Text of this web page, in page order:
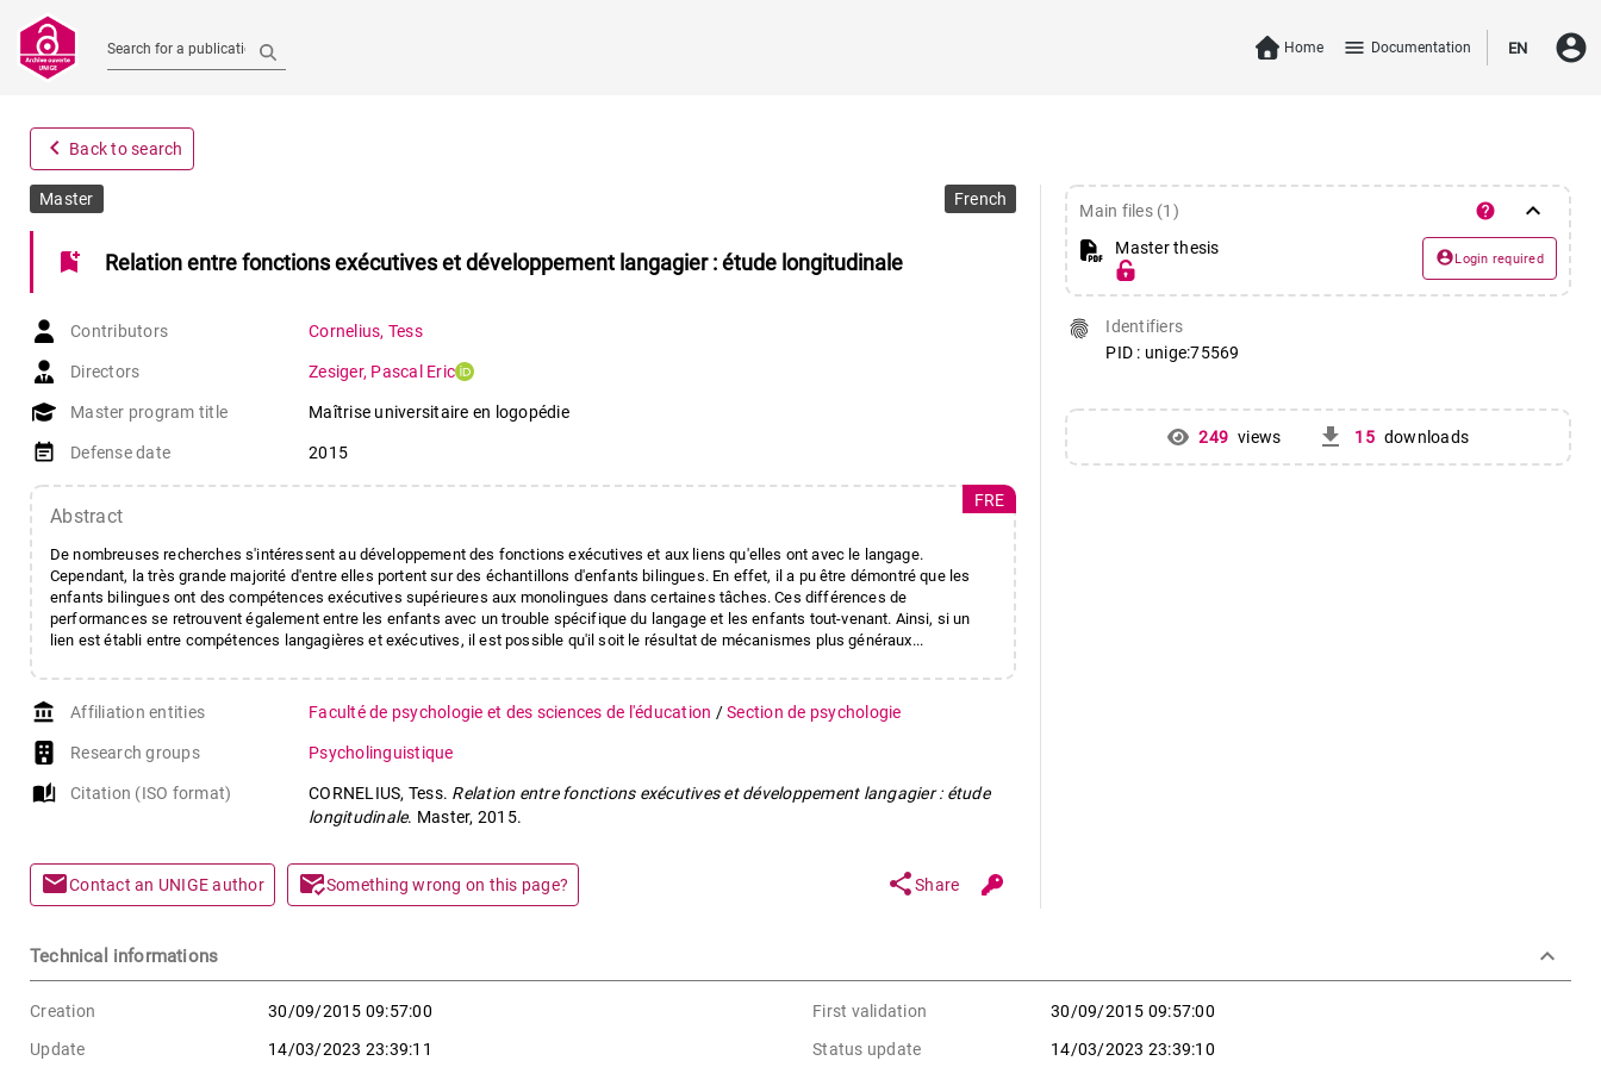
Search for a publication Home menu Documentation EN account_circle
navigate_before Back to search
Master French
bookmark_add Relation entre fonctions exécutives et développement langagier : étude longitudinale
Contributors Cornelius, Tess
Directors Zesiger, Pascal Eric
Master program title Maîtrise universitaire en logopédie
event_note Defense date 2015
Abstract
De nombreuses recherches s'intéressent au développement des fonctions exécutives et aux liens qu'elles ont avec le langage.
Cependant, la très grande majorité d'entre elles portent sur des échantillons d'enfants bilingues. En effet, il a pu être démontré que les
enfants bilingues ont des compétences exécutives supérieures aux monolingues dans certaines tâches. Ces différences de
performances se retrouvent également entre les enfants avec un trouble spécifique du langage et les enfants tout-venant. Ainsi, si un
lien est établi entre compétences langagières et exécutives, il est possible qu'il soit le résultat de mécanismes plus généraux...
FRE
account_balance Affiliation entities Faculté de psychologie et des sciences de l'éducation /Section de psychologie
Research groups Psycholinguistique
auto_stories Citation (ISO format) CORNELIUS, Tess. Relation entre fonctions exécutives et développement langagier : étude
longitudinale. Master, 2015.
mailContact an UNIGE author mark_email_readSomething wrong on this page? shareShare
Main files (1) help keyboard_arrow_down
Master thesis account_circleLogin required
fingerprint
Identifiers
PID : unige:75569
249 views get_app 15 downloads
Technical informations keyboard_arrow_down
Creation 30/09/2015 09:57:00 First validation
30/09/2015 09:57:00
Update
14/03/2023 23:39:11 Status update 14/03/2023 23:39:10